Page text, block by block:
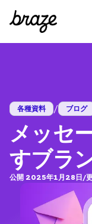
各種資料 / ブログ
メッセ
すブラ
公開 2025年1月28日/